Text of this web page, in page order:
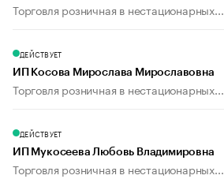
Торговля розничная в нестационарных...
ДЕЙСТВУЕТ
ИП Косова Мирослава Мирославовна
Торговля розничная в нестационарных...
ДЕЙСТВУЕТ
ИП Мукосеева Любовь Владимировна
Торговля розничная в нестационарных...